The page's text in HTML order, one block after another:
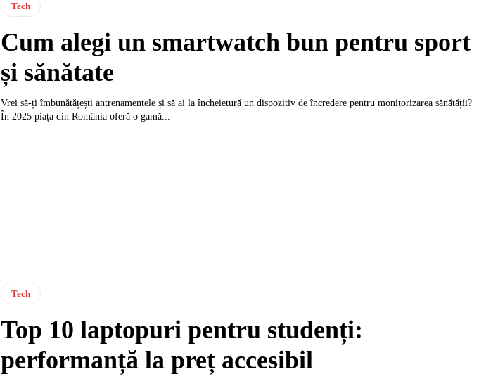
Tech
Cum alegi un smartwatch bun pentru sport
și sănătate
Vrei să-ți îmbunătățești antrenamentele și să ai la încheietură un dispozitiv de încredere pentru monitorizarea sănătății?
În 2025 piața din România oferă o gamă...
Tech
Top 10 laptopuri pentru studenți:
performanță la preț accesibil